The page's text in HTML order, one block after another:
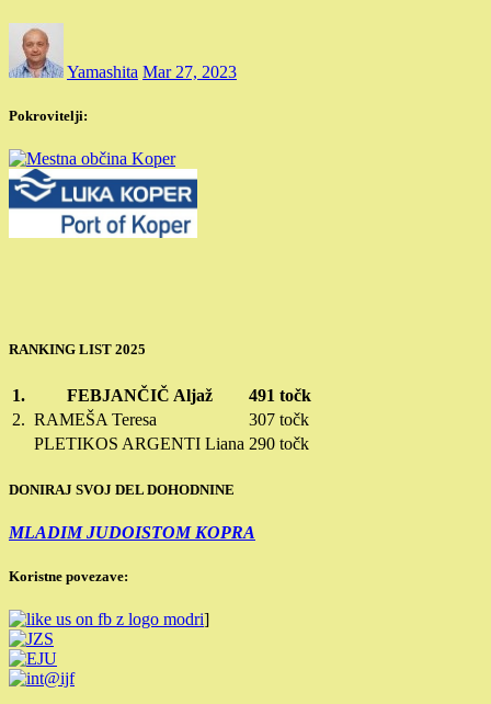
Yamashita Mar 27, 2023
Pokrovitelji:
RANKING LIST 2025
1. FEBJANČIČ Aljaž
491 točk
2. RAMEŠA Teresa
307 točk
PLETIKOS ARGENTI Liana 290 točk
DONIRAJ SVOJ DEL DOHODNINE
MLADIM JUDOISTOM KOPRA
Koristne povezave:
]